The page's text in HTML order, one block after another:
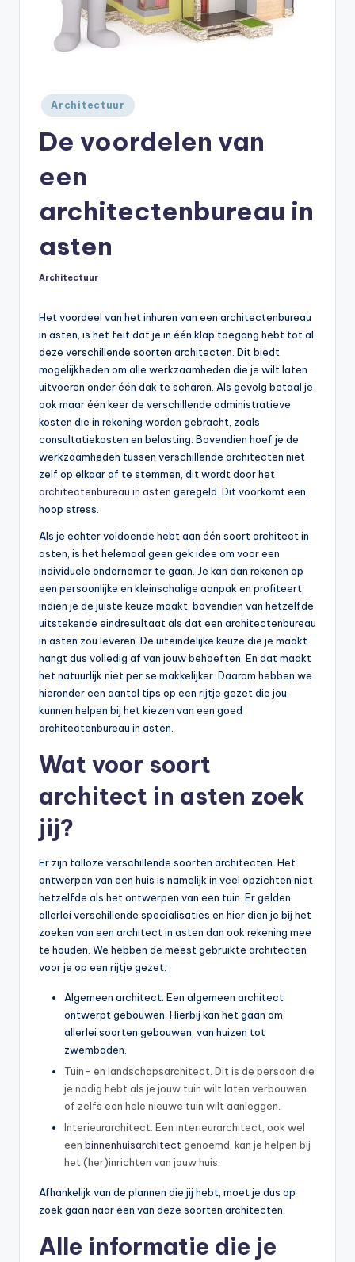
Geplaatst
in
Architectuur
De voordelen van
een
architectenbureau in
asten
Geplaatst
Architectuur
Het voordeel van het inhuren van een architectenbureau
in asten, is het feit dat je in één klap toegang hebt tot al
deze verschillende soorten architecten. Dit biedt
mogelijkheden om alle werkzaamheden die je wilt laten
uitvoeren onder één dak te scharen. Als gevolg betaal je
ook maar één keer de verschillende administratieve
kosten die in rekening worden gebracht, zoals
consultatiekosten en belasting. Bovendien hoef je de
werkzaamheden tussen verschillende architecten niet
zelf op elkaar af te stemmen, dit wordt door het
architectenbureau in asten geregeld. Dit voorkomt een
hoop stress.
Als je echter voldoende hebt aan één soort architect in
asten, is het helemaal geen gek idee om voor een
individuele ondernemer te gaan. Je kan dan rekenen op
een persoonlijke en kleinschalige aanpak en profiteert,
indien je de juiste keuze maakt, bovendien van hetzelfde
uitstekende eindresultaat als dat een architectenbureau
in asten zou leveren. De uiteindelijke keuze die je maakt
hangt dus volledig af van jouw behoeften. En dat maakt
het natuurlijk niet per se makkelijker. Daarom hebben we
hieronder een aantal tips op een rijtje gezet die jou
kunnen helpen bij het kiezen van een goed
architectenbureau in asten.
Wat voor soort
architect in asten zoek
jij?
Er zijn talloze verschillende soorten architecten. Het
ontwerpen van een huis is namelijk in veel opzichten niet
hetzelfde als het ontwerpen van een tuin. Er gelden
allerlei verschillende specialisaties en hier dien je bij het
zoeken van een architect in asten dan ook rekening mee
te houden. We hebben de meest gebruikte architecten
voor je op een rijtje gezet:
Algemeen architect. Een algemeen architect
ontwerpt gebouwen. Hierbij kan het gaan om
allerlei soorten gebouwen, van huizen tot
zwembaden.
Tuin- en landschapsarchitect. Dit is de persoon die
je nodig hebt als je jouw tuin wilt laten verbouwen
of zelfs een hele nieuwe tuin wilt aanleggen.
Interieurarchitect. Een interieurarchitect, ook wel
een binnenhuisarchitect genoemd, kan je helpen bij
het (her)inrichten van jouw huis.
Afhankelijk van de plannen die jij hebt, moet je dus op
zoek gaan naar een van deze soorten architecten.
Alle informatie die je